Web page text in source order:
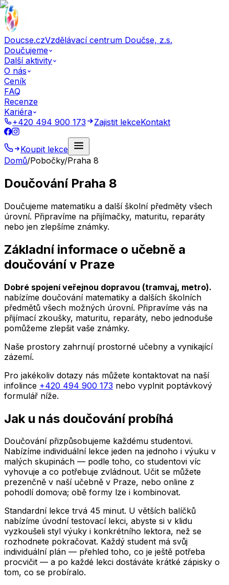
Doucse.czVzdělávací centrum Doučse, z.s.
Doučujeme
Další aktivity
O nás
Ceník
FAQ
Recenze
Kariéra
+420 494 900 173
Zajistit lekceKontakt
Koupit lekce
Domů/Pobočky/Praha 8
Doučování Praha 8
Doučujeme matematiku a další školní předměty všech
úrovní. Připravíme na přijímačky, maturitu, reparáty
nebo jen zlepšíme známky.
Základní informace o učebně a
doučovánív Praze
Dobré spojení veřejnou dopravou (tramvaj, metro).
nabízíme doučování matematiky a dalších školních
předmětů všech možných úrovní. Připravíme vás na
přijímací zkoušky, maturitu, reparáty, nebo jednoduše
pomůžeme zlepšit vaše známky.
Naše prostory zahrnují prostorné učebny a vynikající
zázemí.
Pro jakékoliv dotazy nás můžete kontaktovat na naší
infolince +420 494 900 173 nebo vyplnit poptávkový
formulář níže.
Jak u nás doučování probíhá
Doučování přizpůsobujeme každému studentovi.
Nabízíme individuální lekce jeden na jednoho i výuku v
malých skupinách — podle toho, co studentovi víc
vyhovuje a co potřebuje zvládnout. Učit se můžete
prezenčně v naší učebně v Praze, nebo online z
pohodlí domova; obě formy lze i kombinovat.
Standardní lekce trvá 45 minut. U větších balíčků
nabízíme úvodní testovací lekci, abyste si v klidu
vyzkoušeli styl výuky i konkrétního lektora, než se
rozhodnete pokračovat. Každý student má svůj
individuální plán — přehled toho, co je ještě potřeba
procvičit — a po každé lekci dostáváte krátké zápisky o
tom, co se probíralo.